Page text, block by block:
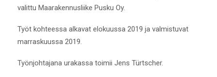
valittu Maarakennusliike Pusku Oy.
Työt kohteessa alkavat elokuussa 2019 ja valmistuvat
marraskuussa 2019.
Työnjohtajana urakassa toimii Jens Türtscher.